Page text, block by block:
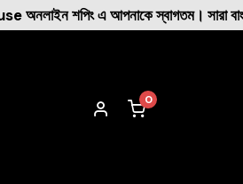
শপিং এ আপনাকে স্বাগতম। সারা
0